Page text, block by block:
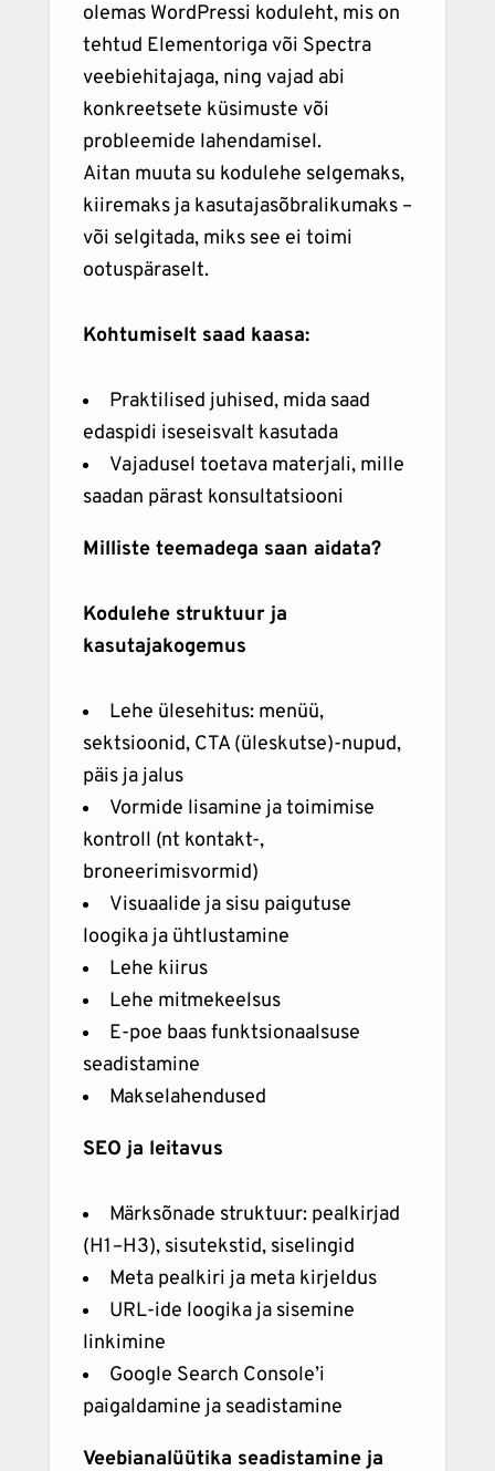
olemas WordPressi koduleht, mis on
tehtud Elementoriga või Spectra
veebiehitajaga, ning vajad abi
konkreetsete küsimuste või
probleemide lahendamisel.
Aitan muuta su kodulehe selgemaks,
kiiremaks ja kasutajasõbralikumaks –
või selgitada, miks see ei toimi
ootuspäraselt.
Kohtumiselt saad kaasa:
Praktilised juhised, mida saad
edaspidi iseseisvalt kasutada
Vajadusel toetava materjali, mille
saadan pärast konsultatsiooni
Milliste teemadega saan aidata?
Kodulehe struktuur ja
kasutajakogemus
Lehe ülesehitus: menüü,
sektsioonid, CTA (üleskutse)-nupud,
päis ja jalus
Vormide lisamine ja toimimise
kontroll (nt kontakt-,
broneerimisvormid)
Visuaalide ja sisu paigutuse
loogika ja ühtlustamine
Lehe kiirus
Lehe mitmekeelsus
E-poe baas funktsionaalsuse
seadistamine
Makselahendused
SEO ja leitavus
Märksõnade struktuur: pealkirjad
(H1–H3), sisutekstid, siselingid
Meta pealkiri ja meta kirjeldus
URL-ide loogika ja sisemine
linkimine
Google Search Console’i
paigaldamine ja seadistamine
Veebianalüütika seadistamine ja